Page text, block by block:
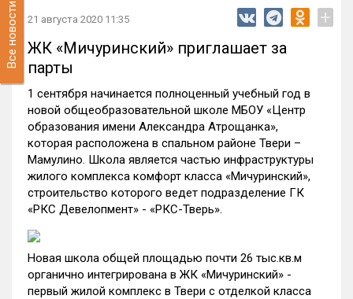
Все новости 21 августа 2020 11:35 +
ЖК «Мичуринский» приглашает за
парты
1 сентября начинается полноценный учебный год в
новой общеобразовательной школе МБОУ «Центр
образования имени Александра Атрощанка»,
которая расположена в спальном районе Твери –
Мамулино. Школа является частью инфраструктуры
жилого комплекса комфорт класса «Мичуринский»,
строительство которого ведет подразделение ГК
«РКС Девелопмент» - «РКС-Тверь».
Новая школа общей площадью почти 26 тыс.кв.м
органично интегрирована в ЖК «Мичуринский» -
первый жилой комплекс в Твери с отделкой класса